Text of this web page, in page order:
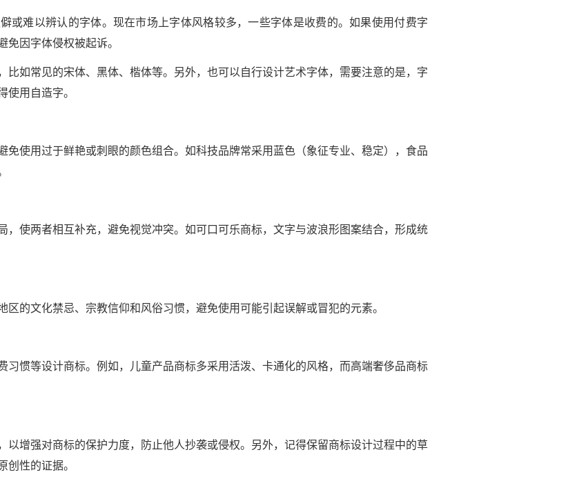
或难以辨认的字体。现在市场上字体风格较多，一些字体是收费的。如果使用付费字
免因字体侵权被起诉。
比如常见的宋体、黑体、楷体等。另外，也可以自行设计艺术字体，需要注意的是，字
使用自造字。
免使用过于鲜艳或刺眼的颜色组合。如科技品牌常采用蓝色（象征专业、稳定），食品
，使两者相互补充，避免视觉冲突。如可口可乐商标，文字与波浪形图案结合，形成统
区的文化禁忌、宗教信仰和风俗习惯，避免使用可能引起误解或冒犯的元素。
习惯等设计商标。例如，儿童产品商标多采用活泼、卡通化的风格，而高端奢侈品商标
以增强对商标的保护力度，防止他人抄袭或侵权。另外，记得保留商标设计过程中的草
创性的证据。